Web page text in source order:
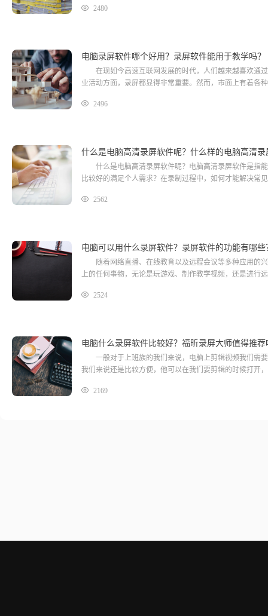
2480
电脑录屏软件哪个好用？录屏软件能用于教学吗？
在现如今高速互联网发展的时代，人们越来越喜欢通过
业活动方面，录屏都显得非常重要。然而，市面上有着各
2496
什么是电脑高清录屏软件呢？什么样的电脑高清
什么是电脑高清录屏软件呢？电脑高清录屏软件是指能
比较好的满足个人需求？在录制过程中，如何才能解决常
2562
电脑可以用什么录屏软件？录屏软件的功能有哪些
随着网络直播、在线教育以及远程会议等多种应用的兴
上的任何事物，无论是玩游戏、制作教学视频，还是进行
2524
电脑什么录屏软件比较好？福昕录屏大师值得推荐
一般对于上班族的我们来说，电脑上剪辑视频我们需要
我们来说还是比较方便，他可以在我们要剪辑的时候打开
2169